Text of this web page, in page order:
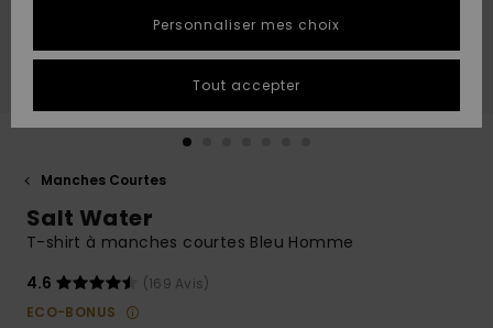
Démarrez
pour obtenir
Démarrer
conversation
COLLECTION
CARTE
CADEAU
LISTE DE
SOUHAITS
Manches Courtes
Salt Water
T-shirt à manches courtes Bleu Homme
4.6
(169 Avis)
ECO-BONUS
Personnaliser mes choix
Tout accepter